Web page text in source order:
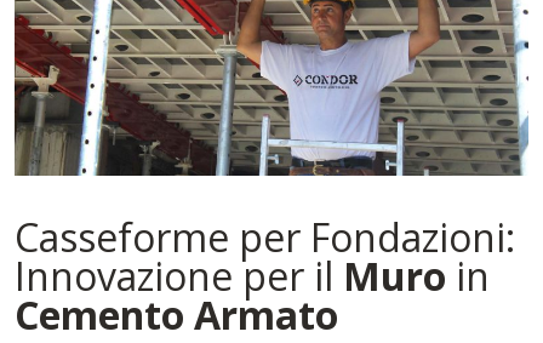
Casseforme per Fondazioni:
Innovazione per il Muro in
Cemento Armato